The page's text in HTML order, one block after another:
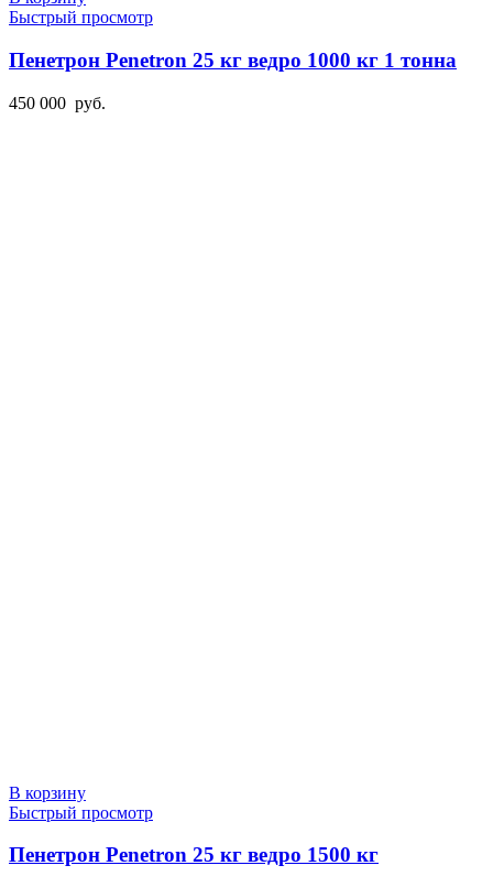
Быстрый просмотр
Пенетрон Penetron 25 кг ведро 1000 кг 1 тонна
450 000 руб.
В корзину
Быстрый просмотр
Пенетрон Penetron 25 кг ведро 1500 кг